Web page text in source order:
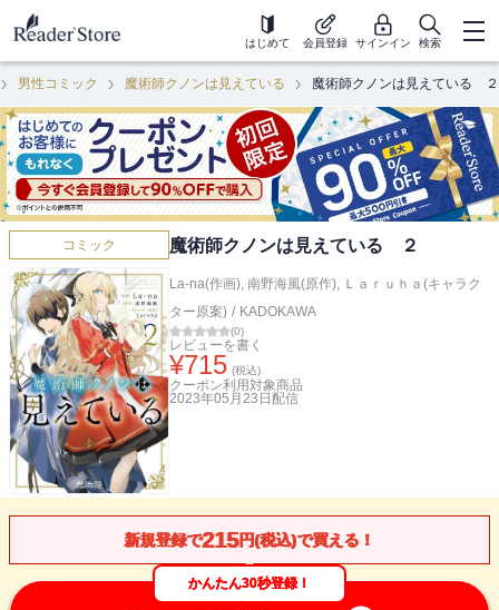
はじめて 会員登録 サインイン 検索
男性コミック 魔術師クノンは見えている 魔術師クノンは見えている ２
コミック 魔術師クノンは見えている ２
La-na(作画), 南野海風(原作), Ｌａｒｕｈａ(キャラク
ター原案) / KADOKAWA
(0)
レビューを書く
¥715 (税込)
クーポン利用対象商品
2023年05月23日 配信
新規登録で215円(税込)で買える！
かんたん30秒登録！